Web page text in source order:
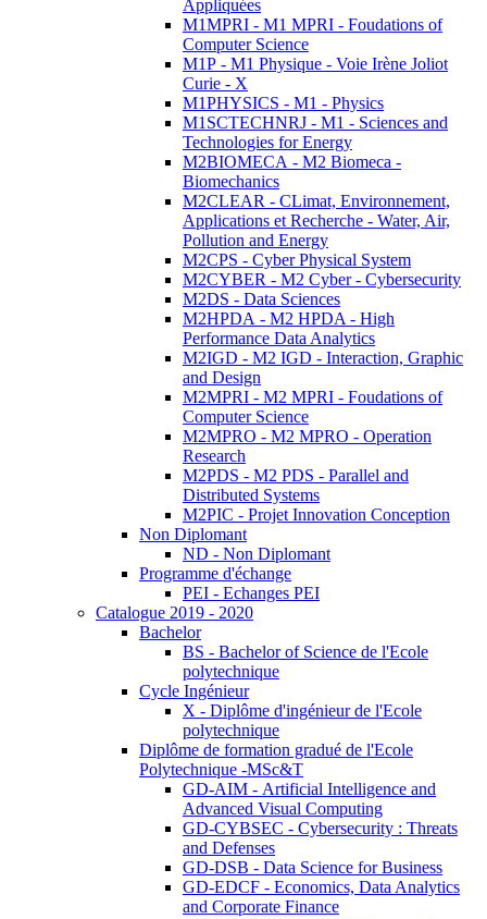
Appliquées
M1MPRI - M1 MPRI - Foudations of
Computer Science
M1P - M1 Physique - Voie Irène Joliot
Curie - X
M1PHYSICS - M1 - Physics
M1SCTECHNRJ - M1 - Sciences and
Technologies for Energy
M2BIOMECA - M2 Biomeca -
Biomechanics
M2CLEAR - CLimat, Environnement,
Applications et Recherche - Water, Air,
Pollution and Energy
M2CPS - Cyber Physical System
M2CYBER - M2 Cyber - Cybersecurity
M2DS - Data Sciences
M2HPDA - M2 HPDA - High
Performance Data Analytics
M2IGD - M2 IGD - Interaction, Graphic
and Design
M2MPRI - M2 MPRI - Foudations of
Computer Science
M2MPRO - M2 MPRO - Operation
Research
M2PDS - M2 PDS - Parallel and
Distributed Systems
M2PIC - Projet Innovation Conception
Non Diplomant
ND - Non Diplomant
Programme d'échange
PEI - Echanges PEI
Catalogue 2019 - 2020
Bachelor
BS - Bachelor of Science de l'Ecole
polytechnique
Cycle Ingénieur
X - Diplôme d'ingénieur de l'Ecole
polytechnique
Diplôme de formation gradué de l'Ecole
Polytechnique -MSc&T
GD-AIM - Artificial Intelligence and
Advanced Visual Computing
GD-CYBSEC - Cybersecurity : Threats
and Defenses
GD-DSB - Data Science for Business
GD-EDCF - Economics, Data Analytics
and Corporate Finance